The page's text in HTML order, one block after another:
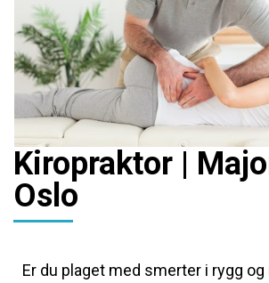
Kiropraktor |
Oslo
Er du plaget med smerter i rygg og